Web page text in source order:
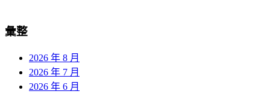
彙整
2026 年 8 月
2026 年 7 月
2026 年 6 月